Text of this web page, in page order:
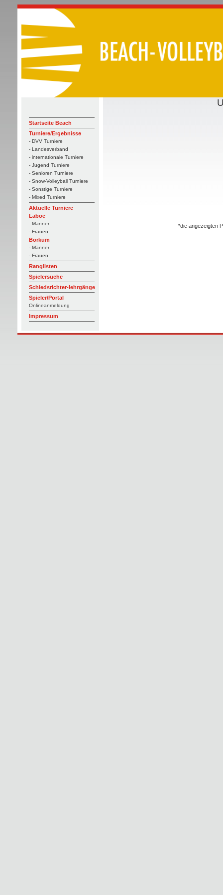
Startseite Beach
Turniere/Ergebnisse
- DVV Turniere
- Landesverband
- internationale Turniere
- Jugend Turniere
- Senioren Turniere
- Snow-Volleyball Turniere
- Sonstige Turniere
- Mixed Turniere
Aktuelle Turniere
Laboe
- Männer
- Frauen
Borkum
- Männer
- Frauen
Ranglisten
Spielersuche
Schiedsrichter-lehrgänge
Spieler/Portal
Onlineanmeldung
Impressum
*die angezeigten